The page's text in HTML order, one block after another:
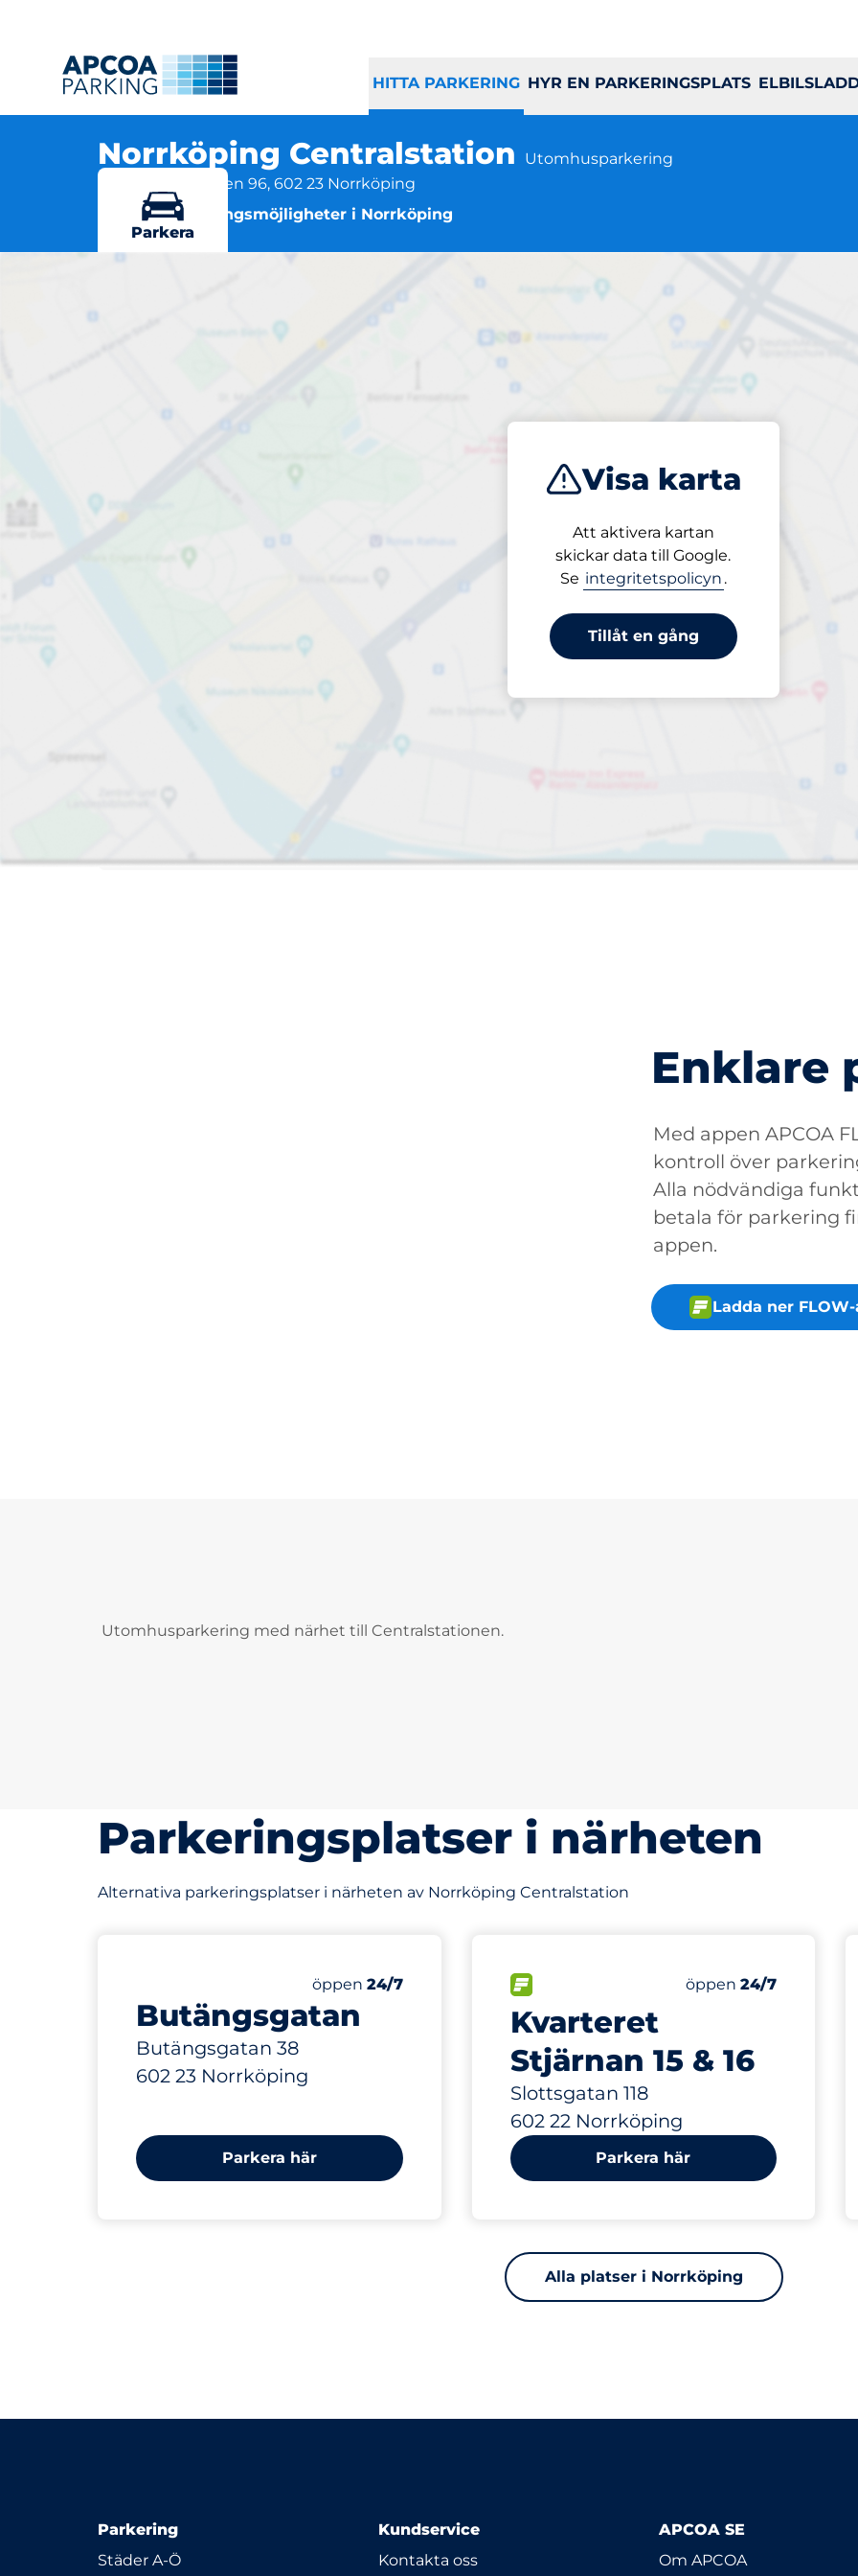
HITTA PARKERING HYR EN PARKERINGSPLATS
Norrköping Centralstation
Utomhusparkering
Norra Promenaden 96, 602 23 Norrköping
Flera parkeringsmöjligheter i Norrköping
Visa karta
Att aktivera kartan
skickar data till Google.
Se integritetspolicyn .
Tillåt en gång
Parkera
Norrköping
Öppet nu
från 20,00 kr
Priser och betalning
Enklare
Med appen APCOA
kontroll över
Alla nödvändiga
betala för parkering
appen.
Ladda ner
Utomhusparkering med närhet till Centralstationen.
Parkeringsplatser i närheten
Alternativa parkeringsplatser i närheten av Norrköping Centralstation
Butängsgatan
Butängsgatan 38
602 23 Norrköping
Antal parkeringsplatser:
Totalt antal platser&nbsp
Torsdag&nbsp
öppen 24/7
Parkera här
Kvarteret
Stjärnan 15 & 16
Slottsgatan 118
602 22 Norrköping
Antal parkeringsplatser:
Totalt antal
Torsdag&nbsp
öppen24/7
131 m
Parkera här
Alla platser i Norrköping
Parkering
Städer A-Ö
Kundservice
Kontakta oss
APCOA SE
Om APCOA